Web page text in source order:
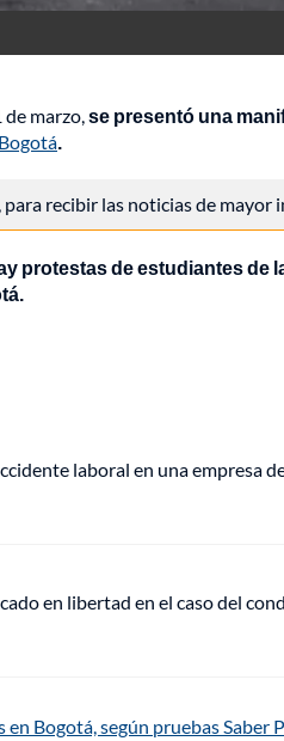
de marzo,se presentó una
Bogotá.
, para recibir las noticias de mayor
protestas de estudiantes de
laboral en una empresa
en libertad en el caso del
Bogotá, según pruebas Saber